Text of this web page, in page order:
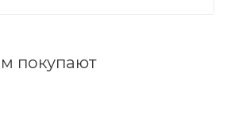
покупают